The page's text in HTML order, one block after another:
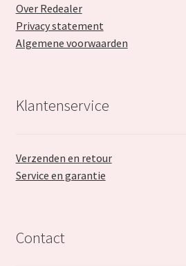
Over Redealer
Privacy statement
Algemene voorwaarden
Klantenservice
Verzenden en retour
Service en garantie
Contact